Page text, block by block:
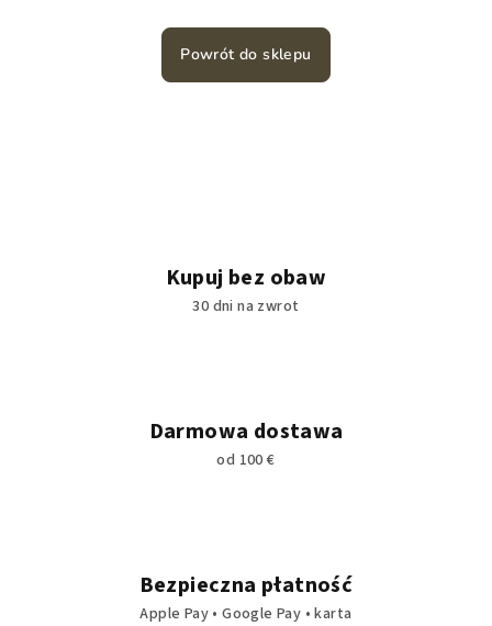
Powrót do sklepu
Kupuj bez obaw
30 dni na zwrot
Darmowa dostawa
od 100 €
Bezpieczna płatność
Apple Pay • Google Pay • karta